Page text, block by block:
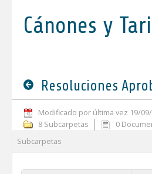
Cánones y
Modificado por última vez 19/09/
8 Subcarpetas
0
Subcarpetas